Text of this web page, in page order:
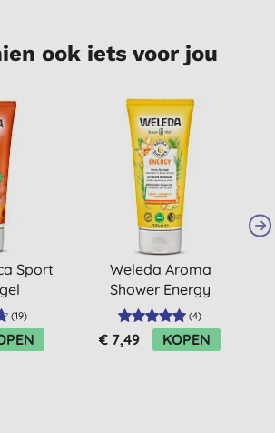
ook iets voor jou
Sport
(19)
Weleda Aroma
Shower Energy
Douchegel
(4)
€ 7,49 KOPEN